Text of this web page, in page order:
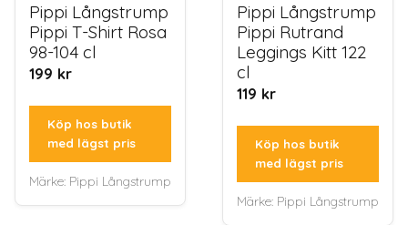
Pippi Långstrump
Pippi T-Shirt Rosa
98-104 cl
199 kr
Köp hos butik
med lägst pris
Märke: Pippi Långstrump
Pippi Långstrump
Pippi Rutrand
Leggings Kitt 122
cl
119 kr
Köp hos butik
med lägst pris
Märke: Pippi Långstrump